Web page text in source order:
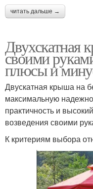
читать дальше →
Двухскатная
своими
плюсы и
Двускатная крыша на
максимальную
практичность и
возведения своими
К критериям выбора